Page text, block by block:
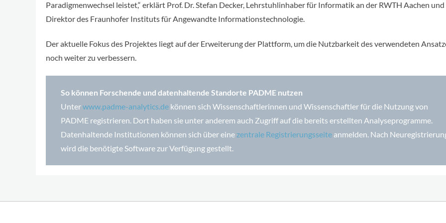
Paradigmenwechsel leistet,“ erklärt Prof. Dr. Stefan Decker, Lehrstuhlinhaber für Informatik an der RWTH Aachen und
Direktor des Fraunhofer Instituts für Angewandte Informationstechnologie.
Der aktuelle Fokus des Projektes liegt auf der Erweiterung der Plattform, um die Nutzbarkeit des verwendeten
noch weiter zu verbessern.
So können Forschende und datenhaltende Standorte PADME nutzen
Unterwww.padme-analytics.de können sich Wissenschaftlerinnen und Wissenschaftler für die Nutzung von
PADME registrieren. Dort haben sie unter anderem auch Zugriff auf die bereits erstellten Analyseprogramme.
Datenhaltende Institutionen können sich über eine zentrale Registrierungsseite anmelden. Nach
wird die benötigte Software zur Verfügung gestellt.